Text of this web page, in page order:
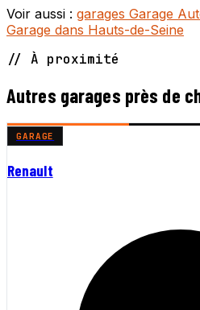
Voir aussi : garages Garage
Garage dans Hauts-de-Seine
// À proximité
Autres garages près de
GARAGE
Renault